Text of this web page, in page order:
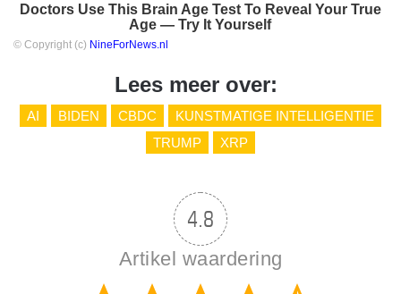
Doctors Use This Brain Age Test To Reveal Your True
Age — Try It Yourself
© Copyright (c) NineForNews.nl
Lees meer over:
AI BIDEN CBDC
KUNSTMATIGE INTELLIGENTIE
TRUMP
XRP
4.8
Artikel waardering